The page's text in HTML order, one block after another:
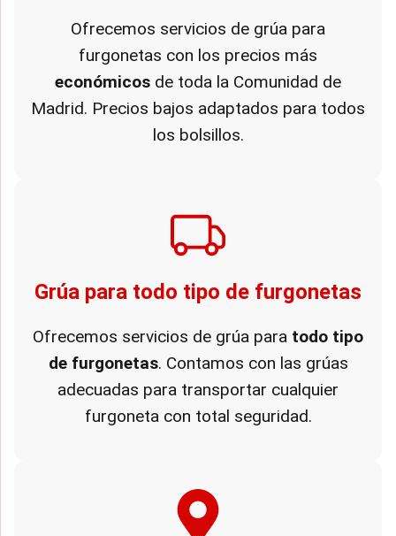
Ofrecemos servicios de grúa para
furgonetas con los precios más
económicos de toda la Comunidad de
Madrid. Precios bajos adaptados para todos
los bolsillos.
Grúa para todo tipo de furgonetas
Ofrecemos servicios de grúa para todo tipo
de furgonetas. Contamos con las grúas
adecuadas para transportar cualquier
furgoneta con total seguridad.